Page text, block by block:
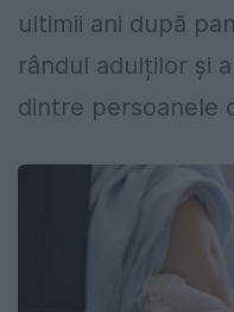
ultimii ani după
rândul adulților și
dintre persoanele